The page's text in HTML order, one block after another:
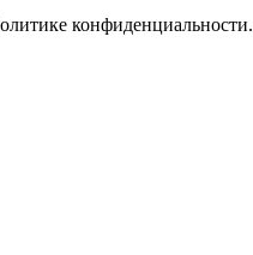
конфиденциальности.